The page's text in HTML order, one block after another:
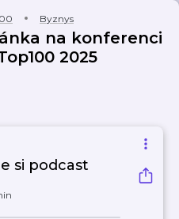
Byznys
na konferenci
2025
si podcast